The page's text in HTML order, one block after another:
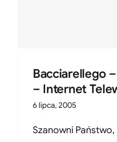
Bacciarellego
– Internet
6 lipca, 2005
Szanowni